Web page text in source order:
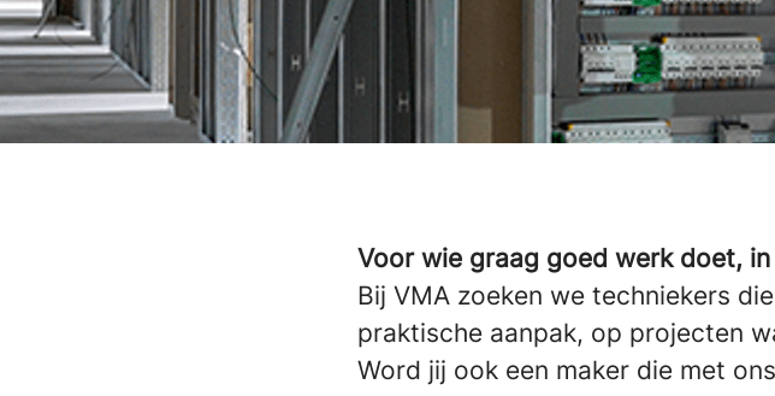
Voor wie graag goed werk doet,
Bij VMA zoeken we techniekers
praktische aanpak, op projecten
Word jij ook een maker die met